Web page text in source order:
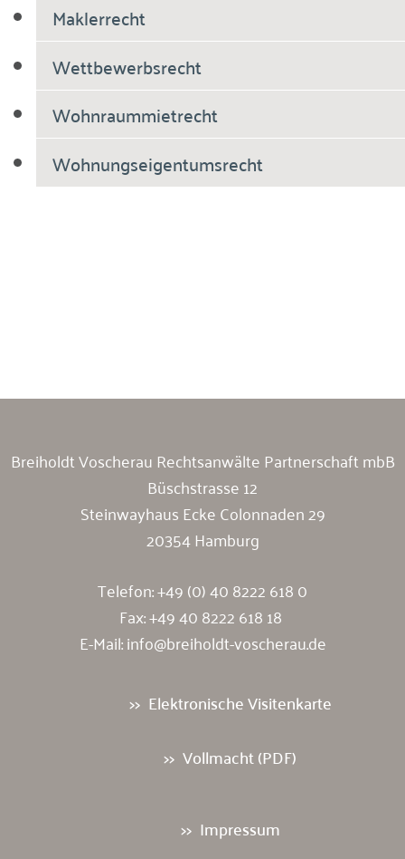
Maklerrecht
Wettbewerbsrecht
Wohnraummietrecht
Wohnungseigentumsrecht
Breiholdt Voscherau Rechtsanwälte Partnerschaft mbB
Büschstrasse 12
Steinwayhaus Ecke Colonnaden 29
20354 Hamburg
Telefon:+49 (0) 40 8222 618 0
Fax: +49 40 8222 618 18
E-Mail:info@breiholdt-voscherau.de
Elektronische Visitenkarte
Vollmacht (PDF)
Impressum